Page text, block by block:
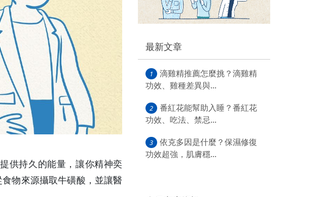
供持久的能量，讓你精神奕
物來源攝取牛磺酸，並讓醫
最新文章
1
滴雞精推薦怎麼挑？滴雞精
功效、雞種差異與...
2
番紅花能幫助入睡？番紅花
功效、吃法、禁忌...
3
依克多因是什麼？保濕修復
功效超強，肌膚穩...